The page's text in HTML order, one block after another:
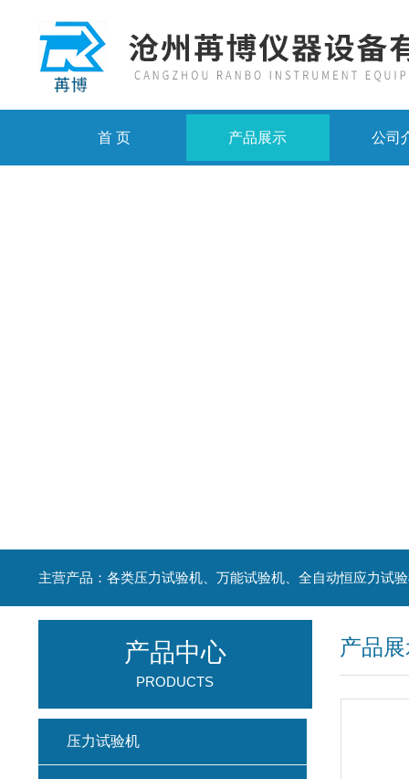
首 页 产品展示 公司
主营产品：各类压力试验机、万能试验机、全自动恒应力试
产品
产品中心
PRODUCTS
压力试验机